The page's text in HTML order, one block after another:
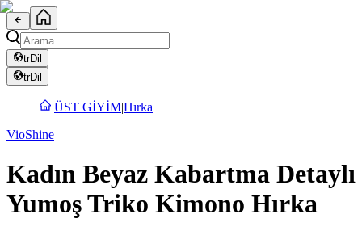
trDil
trDil
|ÜST GİYİM|Hırka
VioShine
Kadın Beyaz Kabartma Detaylı
Yumoş Triko Kimono Hırka